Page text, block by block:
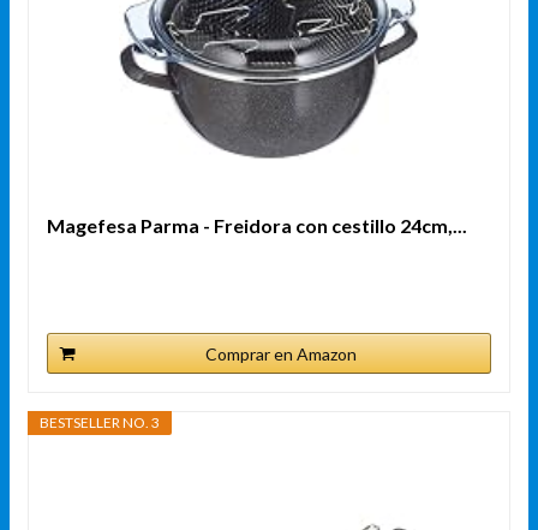
Magefesa Parma - Freidora con cestillo 24cm,...
Comprar en Amazon
BESTSELLER NO. 3